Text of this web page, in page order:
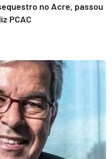
no Acre, passou
PCAC